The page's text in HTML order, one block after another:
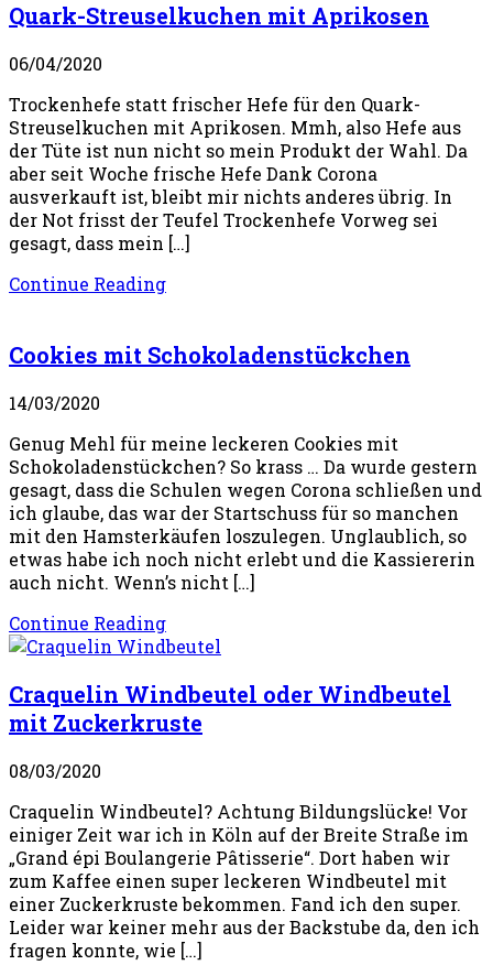
Quark-Streuselkuchen mit Aprikosen
06/04/2020
Trockenhefe statt frischer Hefe für den Quark-
Streuselkuchen mit Aprikosen. Mmh, also Hefe aus
der Tüte ist nun nicht so mein Produkt der Wahl. Da
aber seit Woche frische Hefe Dank Corona
ausverkauft ist, bleibt mir nichts anderes übrig. In
der Not frisst der Teufel Trockenhefe Vorweg sei
gesagt, dass mein […]
Continue Reading
Cookies mit Schokoladenstückchen
14/03/2020
Genug Mehl für meine leckeren Cookies mit
Schokoladenstückchen? So krass … Da wurde gestern
gesagt, dass die Schulen wegen Corona schließen und
ich glaube, das war der Startschuss für so manchen
mit den Hamsterkäufen loszulegen. Unglaublich, so
etwas habe ich noch nicht erlebt und die Kassiererin
auch nicht. Wenn’s nicht […]
Continue Reading
Craquelin Windbeutel oder Windbeutel
mit Zuckerkruste
08/03/2020
Craquelin Windbeutel? Achtung Bildungslücke! Vor
einiger Zeit war ich in Köln auf der Breite Straße im
„Grand épi Boulangerie Pâtisserie“. Dort haben wir
zum Kaffee einen super leckeren Windbeutel mit
einer Zuckerkruste bekommen. Fand ich den super.
Leider war keiner mehr aus der Backstube da, den ich
fragen konnte, wie […]